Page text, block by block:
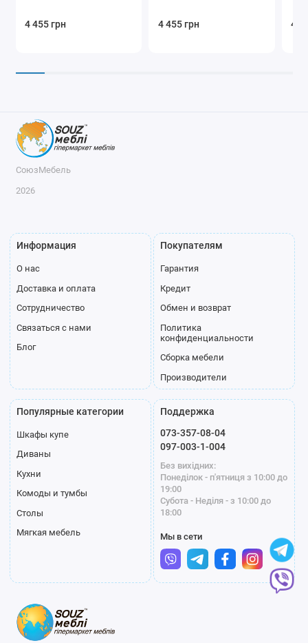
4 455 грн 4 455 грн 4
СоюзМебель
2026
Информация
О нас
Доставка и оплата
Сотрудничество
Связаться с нами
Блог
Покупателям
Гарантия
Кредит
Обмен и возврат
Политика
конфиденциальности
Сборка мебели
Производители
Популярные категории
Шкафы купе
Диваны
Кухни
Комоды и тумбы
Столы
Мягкая мебель
Поддержка
073-357-08-04
097-003-1-004
Без вихідних:
Понеділок - п'ятниця з 10:00 до
19:00
Субота - Неділя - з 10:00 до
18:00
Мы в сети